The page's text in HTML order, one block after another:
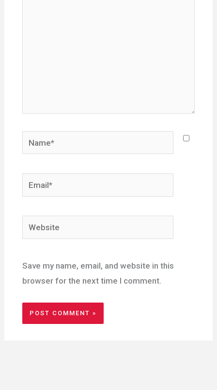
Name*
Email*
Website
Save my name, email, and website in this
browser for the next time I comment.